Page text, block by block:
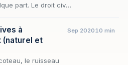
part. Le droit civil
à
(naturel et
le ruisseau
Sep 202010 min